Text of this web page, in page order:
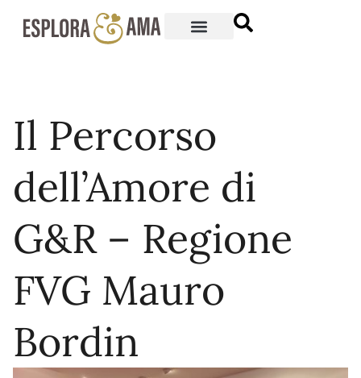
Il Percorso
dell’Amore di
G&R – Regione
FVG Mauro
Bordin